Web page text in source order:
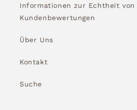
Informationen zur Echtheit von
Kundenbewertungen
Über Uns
Kontakt
Suche